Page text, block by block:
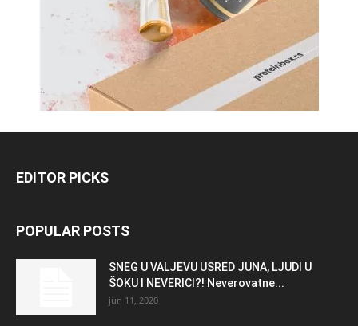
EDITOR PICKS
POPULAR POSTS
SNEG U VALJEVU USRED JUNA, LJUDI U
ŠOKU I NEVERICI?! Neverovatne...
jun 11, 2020